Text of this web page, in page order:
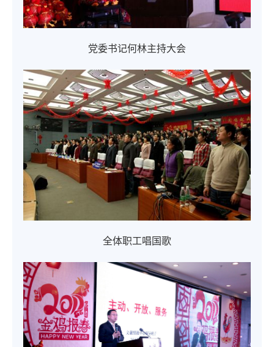
党委书记何林主持大会
全体职工唱国歌